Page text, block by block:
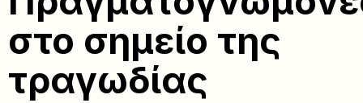
στο σημείο της
τραγωδίας